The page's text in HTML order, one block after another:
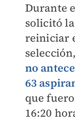
Durante
solicitó
reiniciar
no
63
que
16:20